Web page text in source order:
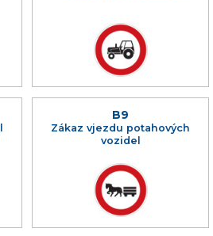
B9
Zákaz vjezdu potahových
vozidel